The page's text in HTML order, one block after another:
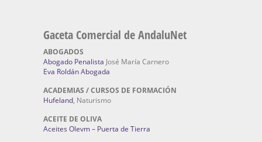
Gaceta Comercial de AndaluNet
ABOGADOS
Abogado Penalista José María Carnero
Eva Roldán Abogada
ACADEMIAS / CURSOS DE FORMACIÓN
Hufeland, Naturismo
ACEITE DE OLIVA
Aceites Olevm – Puerta de Tierra